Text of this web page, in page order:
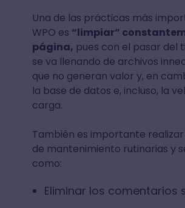
Una de las prácticas más
WPO es “limpiar”
página, pues con el pasar del
se va llenando de archivos
que no generan valor y, en
la base de datos e, incluso, la
carga.
También es importante
de mantenimiento rutinarias y
como:
Eliminar los comentarios